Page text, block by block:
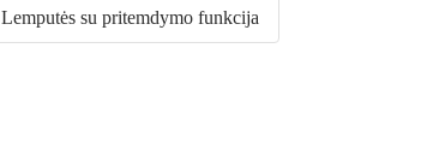
Lemputės su pritemdymo funkcija